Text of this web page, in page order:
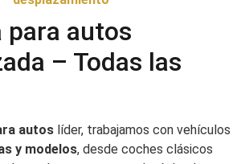
para autos
– Todas las
autos líder, trabajamos con vehículos
y modelos, desde coches clásicos